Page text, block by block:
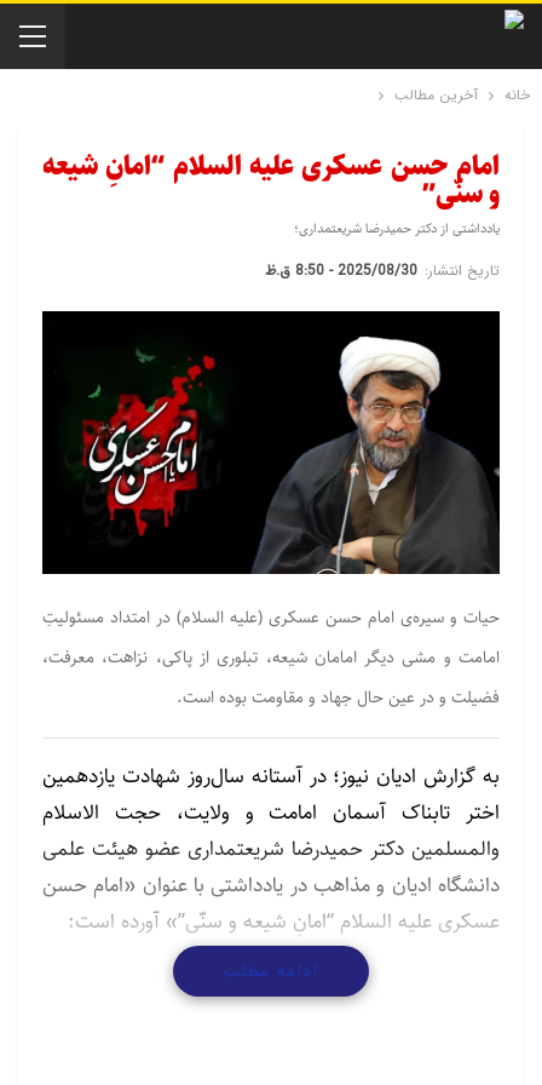
خانه آخرین مطالب
امام حسن عسکری علیه السلام “امانِ شیعه
و سنّی”
یادداشتی از دکتر حمیدرضا شریعتمداری؛
تاریخ انتشار: 2025/08/30 - 8:50 ق.ظ
حیات و سیره‌ی امام حسن عسکری (علیه السلام) در امتداد مسئولیتِ
امامت و مشی دیگر امامان شیعه، تبلوری از پاکی، نزاهت، معرفت،
فضیلت و در عین حال جهاد و مقاومت بوده است.
به گزارش ادیان نیوز؛ در آستانه سال‌روز شهادت یازدهمین
اختر تابناک آسمان امامت و ولایت، حجت الاسلام
والمسلمین دکتر حمیدرضا شریعتمداری عضو هیئت علمی
دانشگاه ادیان و مذاهب در یادداشتی با عنوان «امام حسن
عسکری علیه السلام “امانِ شیعه و سنّی”» آورده است:
حیات و سیره‌ی امام حسن عسکری (علیه السلام) در
امتداد مسئولیتِ امامت و مشی دیگر امامان شیعه، تبلوری
ادامه مطلب